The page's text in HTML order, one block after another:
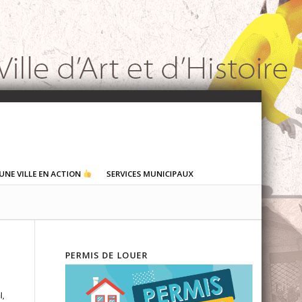
UNE VILLE EN ACTION SERVICES MUNICIPAUX
PERMIS DE LOUER